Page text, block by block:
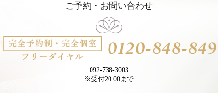
ご予約・お問い合わせ
092-738-3003
※受付20:00まで